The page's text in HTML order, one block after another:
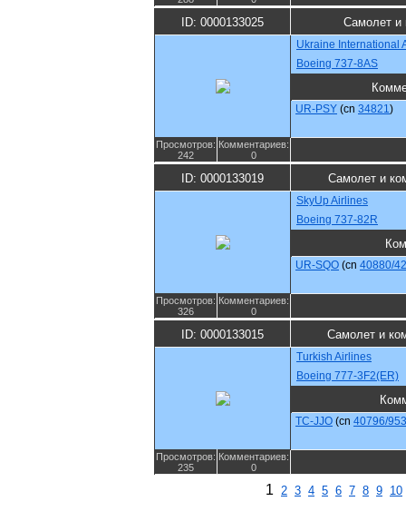
ID: 0000133025 Самолет и
Ukraine International
Boeing 737-8AS
UR-PSY (cn 34821)
Просмотров:
242
Комментариев:
0
ID: 0000133019 Самолет и
SkyUp Airlines
Boeing 737-82R
UR-SQO (cn 40880/
Просмотров:
326
Комментариев:
0
ID: 0000133015 Самолет и
Turkish Airlines
Boeing 777-3F2(ER)
TC-JJO (cn 40796/953
Просмотров:
235
Комментариев:
0
1 2 3 4 5 6 7 8 9 10